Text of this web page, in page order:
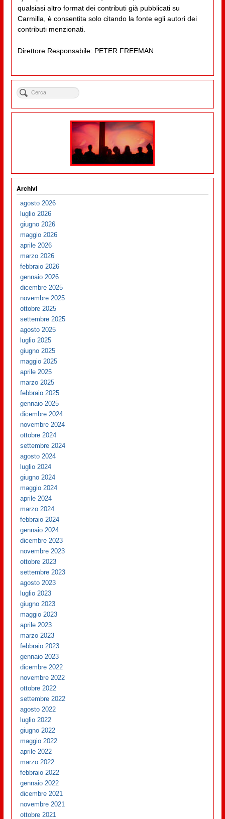
qualsiasi altro format dei contributi già pubblicati su
Carmilla, è consentita solo citando la fonte egli autori dei
contributi menzionati.
Direttore Responsabile: PETER FREEMAN
Archivi
agosto 2026
luglio 2026
giugno 2026
maggio 2026
aprile 2026
marzo 2026
febbraio 2026
gennaio 2026
dicembre 2025
novembre 2025
ottobre 2025
settembre 2025
agosto 2025
luglio 2025
giugno 2025
maggio 2025
aprile 2025
marzo 2025
febbraio 2025
gennaio 2025
dicembre 2024
novembre 2024
ottobre 2024
settembre 2024
agosto 2024
luglio 2024
giugno 2024
maggio 2024
aprile 2024
marzo 2024
febbraio 2024
gennaio 2024
dicembre 2023
novembre 2023
ottobre 2023
settembre 2023
agosto 2023
luglio 2023
giugno 2023
maggio 2023
aprile 2023
marzo 2023
febbraio 2023
gennaio 2023
dicembre 2022
novembre 2022
ottobre 2022
settembre 2022
agosto 2022
luglio 2022
giugno 2022
maggio 2022
aprile 2022
marzo 2022
febbraio 2022
gennaio 2022
dicembre 2021
novembre 2021
ottobre 2021